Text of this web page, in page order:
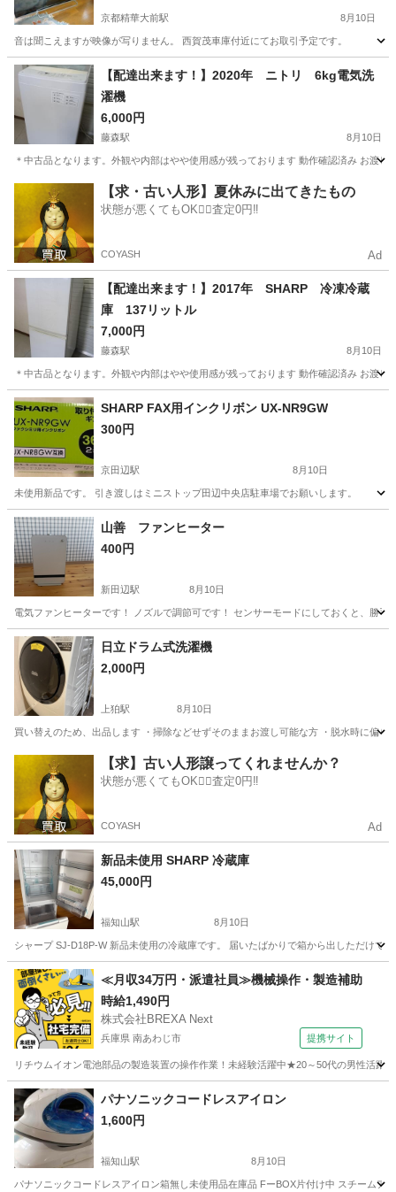
京都精華大前駅 8月10日
音は聞こえますが映像が写りません。 西賀茂車庫付近にてお取引予定です。
京都 京都市 京都精華大前駅 テレビ
【配達出来ます！】2020年 ニトリ 6kg電気洗
濯機
6,000円
藤森駅 8月10日
＊中古品となります。外観や内部はやや使用感が残っております 動作確認済み お渡
藤森駅 生活家電 ニトリ
【求・古い人形】夏休みに出てきたもの
状態が悪くてもOK🙆‍♀️査定0円‼️
COYASH Ad
【配達出来ます！】2017年 SHARP 冷凍冷蔵
庫 137リットル
7,000円
藤森駅 8月10日
＊中古品となります。外観や内部はやや使用感が残っております 動作確認済み お渡
京都 京都市 キッチン家電 SHARP
SHARP FAX用インクリボン UX-NR9GW
300円
京田辺駅 8月10日
未使用新品です。 引き渡しはミニストップ田辺中央店駐車場でお願いします。
京都 京田辺市 京田辺駅 電話、ＦＡＸ
山善 ファンヒーター
400円
新田辺駅 8月10日
電気ファンヒーターです！ ノズルで調節可です！ センサーモードにしておくと、勝手
京都 京田辺市 新田辺駅 季節、空調家電
日立ドラム式洗濯機
2,000円
上狛駅 8月10日
買い替えのため、出品します ・掃除などせずそのままお渡し可能な方 ・脱水時に偏
上狛駅 生活家電 ドラム式洗濯機
【求】古い人形譲ってくれませんか？
状態が悪くてもOK🙆‍♀️査定0円‼️
COYASH Ad
新品未使用 SHARP 冷蔵庫
45,000円
福知山駅 8月10日
シャープ SJ-D18P-W 新品未使用の冷蔵庫です。 届いたばかりで箱から出しただけで
京都 福知山市 福知山駅 キッチン家電
≪月収34万円・派遣社員≫機械操作・製造補助
時給1,490円
株式会社BREXA Next
兵庫県 南あわじ市 提携サイト
リチウムイオン電池部品の製造装置の操作作業！未経験活躍中★20～50代の男性活
兵庫 南あわじ市パナソニックコードレスアイロン
1,600円
福知山駅 8月10日
パナソニックコードレスアイロン箱無し未使用品在庫品 FーBOX片付け中 スチームア